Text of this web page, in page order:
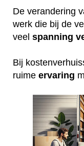
De verandering
werk die bij de
veel spanning
Bij
ruime ervaring